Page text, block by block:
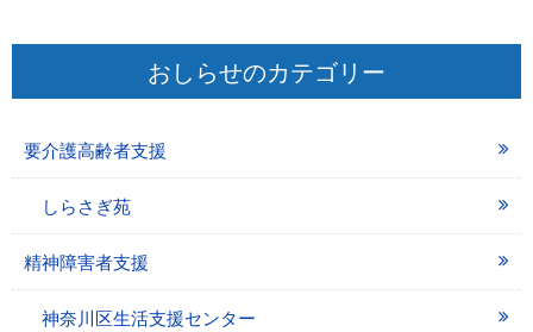
おしらせのカテゴリー
要介護高齢者支援
しらさぎ苑
精神障害者支援
神奈川区生活支援センター